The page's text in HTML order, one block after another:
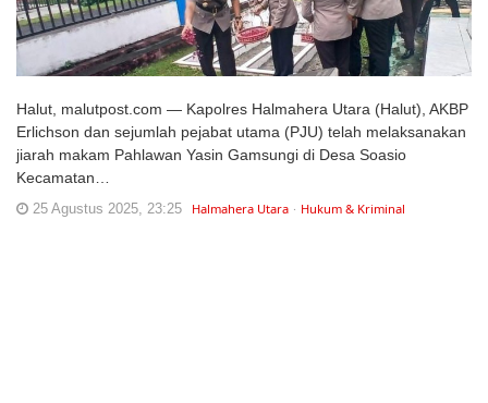
Halut, malutpost.com — Kapolres Halmahera Utara (Halut), AKBP
Erlichson dan sejumlah pejabat utama (PJU) telah melaksanakan
jiarah makam Pahlawan Yasin Gamsungi di Desa Soasio
Kecamatan…
25 Agustus 2025, 23:25 Halmahera Utara Hukum & Kriminal